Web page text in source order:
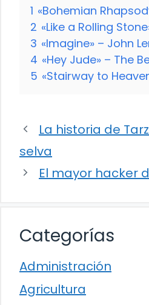
1 «Bohemian
2 «Like a Rolling
3 «Imagine» – John
4 «Hey Jude» – The
5 «Stairway to
La historia de
selva
El mayor hacker
Categorías
Administración
Agricultura